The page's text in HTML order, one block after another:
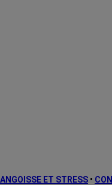
ANGOISSE ET STRESS •